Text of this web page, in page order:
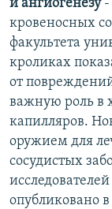
Все сайты
и ангиогенезу-
кровеносных
факультета
кроликах
от
важную роль в
капилляров.
оружием для
сосудистых
опубликовано